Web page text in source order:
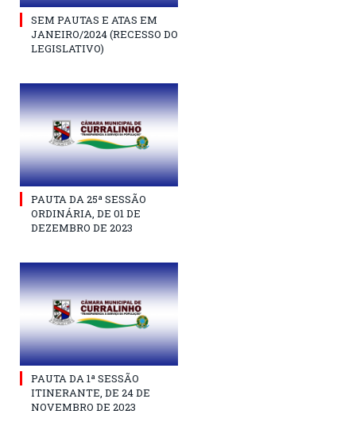
SEM PAUTAS E ATAS EM
JANEIRO/2024 (RECESSO DO
LEGISLATIVO)
PAUTA DA 25ª SESSÃO
ORDINÁRIA, DE 01 DE
DEZEMBRO DE 2023
PAUTA DA 1ª SESSÃO
ITINERANTE, DE 24 DE
NOVEMBRO DE 2023